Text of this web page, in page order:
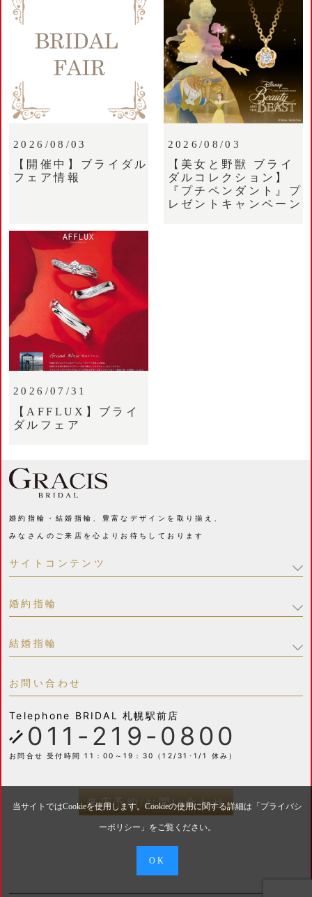
2026/08/03
【開催中】ブライダル
フェア情報
2026/08/03
【美女と野獣 ブライ
ダルコレクション】
『プチペンダント』プ
レゼントキャンペーン
2026/07/31
【AFFLUX】ブライ
ダルフェア
婚約指輪・結婚指輪、豊富なデザインを取り揃え、
みなさんのご来店を心よりお待ちしております
サイトコンテンツ
婚約指輪
結婚指輪
お問い合わせ
Telephone BRIDAL 札幌駅前店
011-219-0800
お問合せ 受付時間 11：00～19：30（12/31･1/1 休み）
来店予約/お問い合わせ
当サイトではCookieを使用します。Cookieの使用に関する詳細は「 プライバシ
ーポリシー 」をご覧ください。
OK